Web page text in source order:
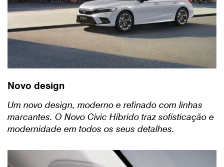
Novo design
Um novo design, moderno e refinado com linhas
marcantes. O Novo Civic Híbrido traz sofisticação e
modernidade em todos os seus detalhes.